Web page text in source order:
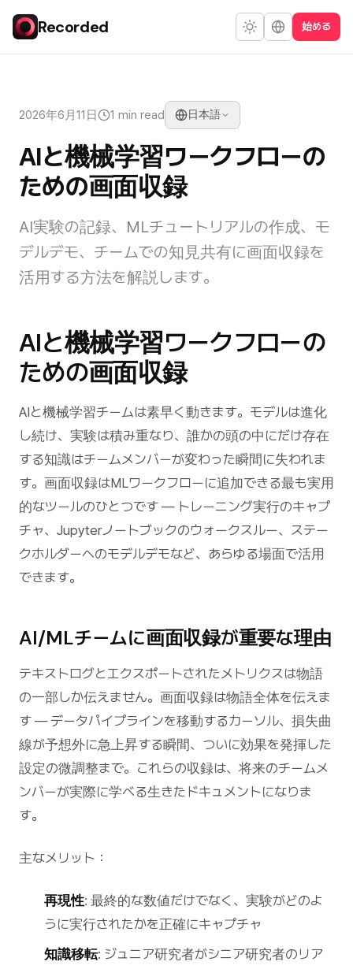
Recorded 始める
2026年6月11日 1 min read 日本語
AIと機械学習ワークフローの
ための画面収録
AI実験の記録、MLチュートリアルの作成、モ
デルデモ、チームでの知見共有に画面収録を
活用する方法を解説します。
AIと機械学習ワークフローの
ための画面収録
AIと機械学習チームは素早く動きます。モデルは進化
し続け、実験は積み重なり、誰かの頭の中にだけ存在
する知識はチームメンバーが変わった瞬間に失われま
す。画面収録はMLワークフローに追加できる最も実用
的なツールのひとつです — トレーニング実行のキャプ
チャ、Jupyterノートブックのウォークスルー、ステー
クホルダーへのモデルデモなど、あらゆる場面で活用
できます。
AI/MLチームに画面収録が重要な理由
テキストログとエクスポートされたメトリクスは物語
の一部しか伝えません。画面収録は物語全体を伝えま
す — データパイプラインを移動するカーソル、損失曲
線が予想外に急上昇する瞬間、ついに効果を発揮した
設定の微調整まで。これらの収録は、将来のチームメ
ンバーが実際に学べる生きたドキュメントになりま
す。
主なメリット：
再現性: 最終的な数値だけでなく、実験がどのよ
うに実行されたかを正確にキャプチャ
知識移転: ジュニア研究者がシニア研究者のリア